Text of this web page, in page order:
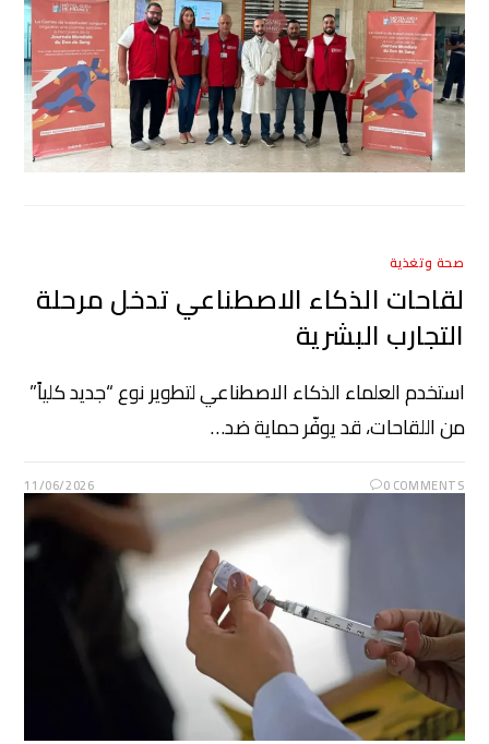
صحة وتغذية
لقاحات الذكاء الاصطناعي تدخل مرحلة
التجارب البشرية
استخدم العلماء الذكاء الاصطناعي لتطوير نوع “جديد كلياً”
من اللقاحات، قد يوفّر حماية ضد…
0 COMMENTS
11/06/2026